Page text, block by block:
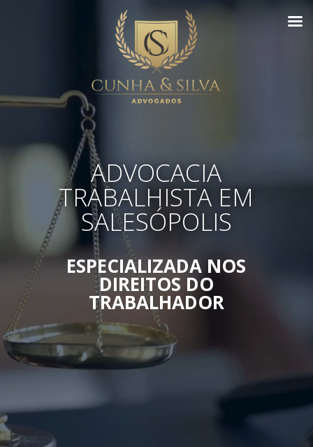
ADVOCACIA
TRABALHISTA EM
SALESÓPOLIS
ESPECIALIZADA NOS
DIREITOS DO
TRABALHADOR